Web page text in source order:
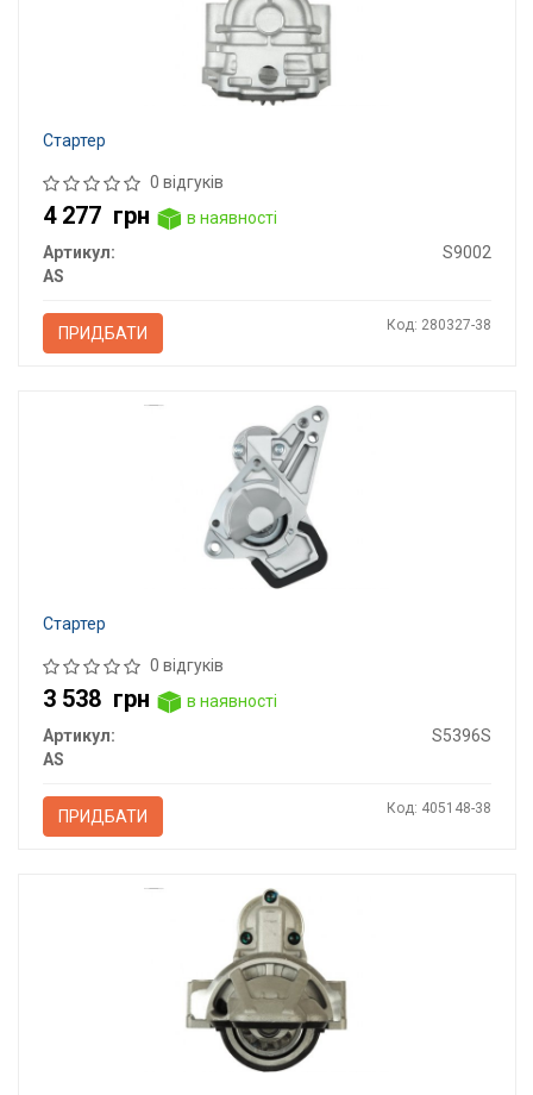
Стартер
0 відгуків
4 277 грн
в наявності
Артикул:
S9002
AS
ПРИДБАТИ Код: 280327-38
Стартер
0 відгуків
3 538 грн
в наявності
Артикул:
S5396S
AS
ПРИДБАТИ Код: 405148-38